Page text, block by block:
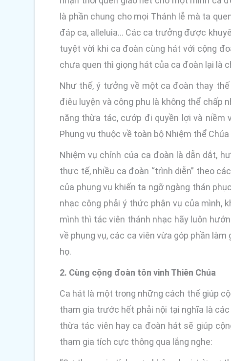
là phần chung cho mọi Thánh lễ mà ta
đáp ca, alleluia… Các ca trưởng được
tuyệt vời khi ca đoàn cùng hát với cộng
chưa quen thì giọng hát của ca đoàn lại là
Như thế, ý tưởng về một ca đoàn thay
điêu luyện và công phu là không thể chấp
năng thừa tác, cướp đi quyền lợi và niềm
Phụng vụ thuộc về toàn bộ Nhiệm thể
Nhiệm vụ chính của ca đoàn là dẫn dắt,
thực tế, nhiều ca đoàn “trình diễn” theo
của phụng vụ khiến ta ngỡ ngàng thán
nhạc công phải ý thức phận vụ của mình,
mình thì tác viên thánh nhạc hãy luôn
về phụng vụ, các ca viên vừa góp phần
họ.
2. Cùng cộng đoàn tôn vinh Thiên Chúa
Ca hát là một trong những cách thế giúp
tham gia trước hết phải nội tại nghĩa là
thừa tác viên hay ca đoàn hát sẽ giúp
tham gia tích cực thông qua lắng nghe: